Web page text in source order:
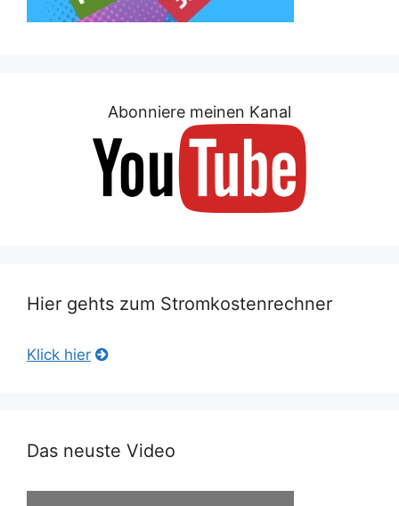
Abonniere meinen Kanal
Hier gehts zum Stromkostenrechner
Klick hier
Das neuste Video